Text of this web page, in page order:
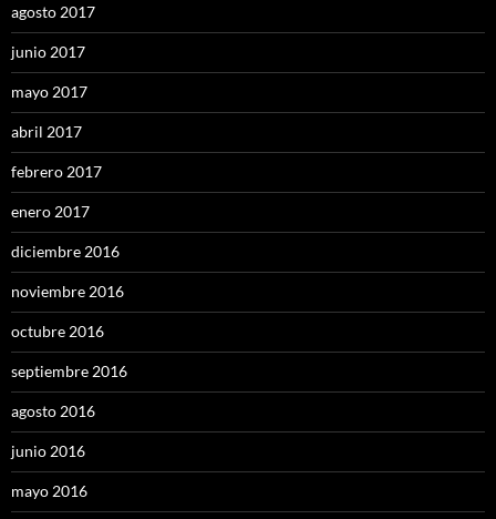
agosto 2017
junio 2017
mayo 2017
abril 2017
febrero 2017
enero 2017
diciembre 2016
noviembre 2016
octubre 2016
septiembre 2016
agosto 2016
junio 2016
mayo 2016